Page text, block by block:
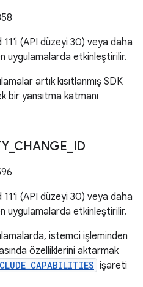
11'i (API düzeyi 30) veya daha
uygulamalarda etkinleştirilir.
artık kısıtlanmış SDK
bir yansıtma katmanı
_ CHANGE ID
11'i (API düzeyi 30) veya daha
uygulamalarda etkinleştirilir.
istemci işleminden
özelliklerini aktarmak
işareti